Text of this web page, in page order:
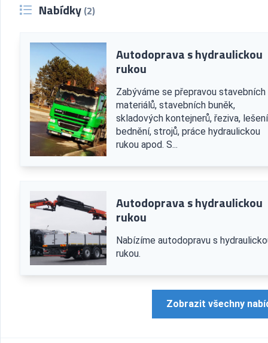
Nabídky (2)
Autodoprava s hydraulickou
rukou
Zabýváme se přepravou stavebních
materiálů, stavebních buněk,
skladových kontejnerů, řeziva,
bednění, strojů, práce hydraulickou
rukou apod. S...
Autodoprava s hydraulickou
rukou
Nabízíme autodopravu s
rukou.
Zobrazit všechny